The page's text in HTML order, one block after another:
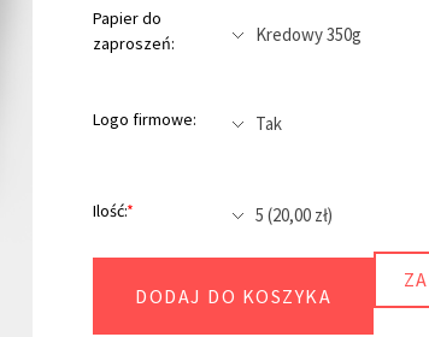
Papier do
zaproszeń:
Logo firmowe:
Ilość:*
DODAJ DO KOSZYKA